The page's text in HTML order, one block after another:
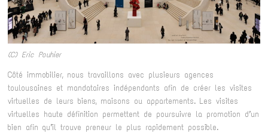
(C) Eric Pouhier
Côté immobilier, nous travaillons avec plusieurs agences
toulousaines et mandataires indépendants afin de créer les visites
virtuelles de leurs biens, maisons ou appartements. Les visites
virtuelles haute définition permettent de poursuivre la promotion d’un
bien afin qu’il trouve preneur le plus rapidement possible.